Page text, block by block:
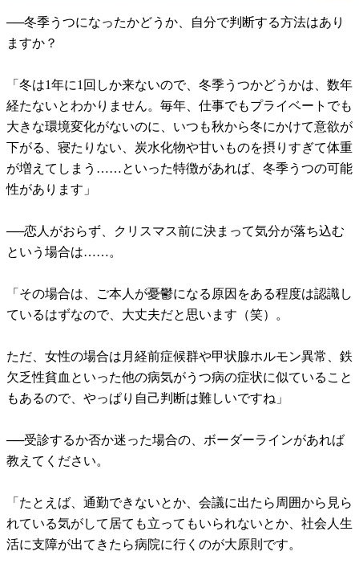
──冬季うつになったかどうか、自分で判断する方法はあり
ますか？
「冬は1年に1回しか来ないので、冬季うつかどうかは、数年
経たないとわかりません。毎年、仕事でもプライベートでも
大きな環境変化がないのに、いつも秋から冬にかけて意欲が
下がる、寝たりない、炭水化物や甘いものを摂りすぎて体重
が増えてしまう……といった特徴があれば、冬季うつの可能
性があります」
──恋人がおらず、クリスマス前に決まって気分が落ち込む
という場合は……。
「その場合は、ご本人が憂鬱になる原因をある程度は認識し
ているはずなので、大丈夫だと思います（笑）。
ただ、女性の場合は月経前症候群や甲状腺ホルモン異常、鉄
欠乏性貧血といった他の病気がうつ病の症状に似ていること
もあるので、やっぱり自己判断は難しいですね」
──受診するか否か迷った場合の、ボーダーラインがあれば
教えてください。
「たとえば、通勤できないとか、会議に出たら周囲から見ら
れている気がして居ても立ってもいられないとか、社会人生
活に支障が出てきたら病院に行くのが大原則です。